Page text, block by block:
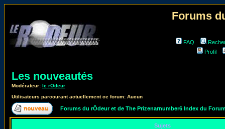
Forums
FAQ
Profil
Les nouveautés
Modérateur: le rOdeur
Utilisateurs parcourant actuellement ce forum: Aucun
Forums du rÔdeur et de The Prizenarnumber6 Index du
Sujets